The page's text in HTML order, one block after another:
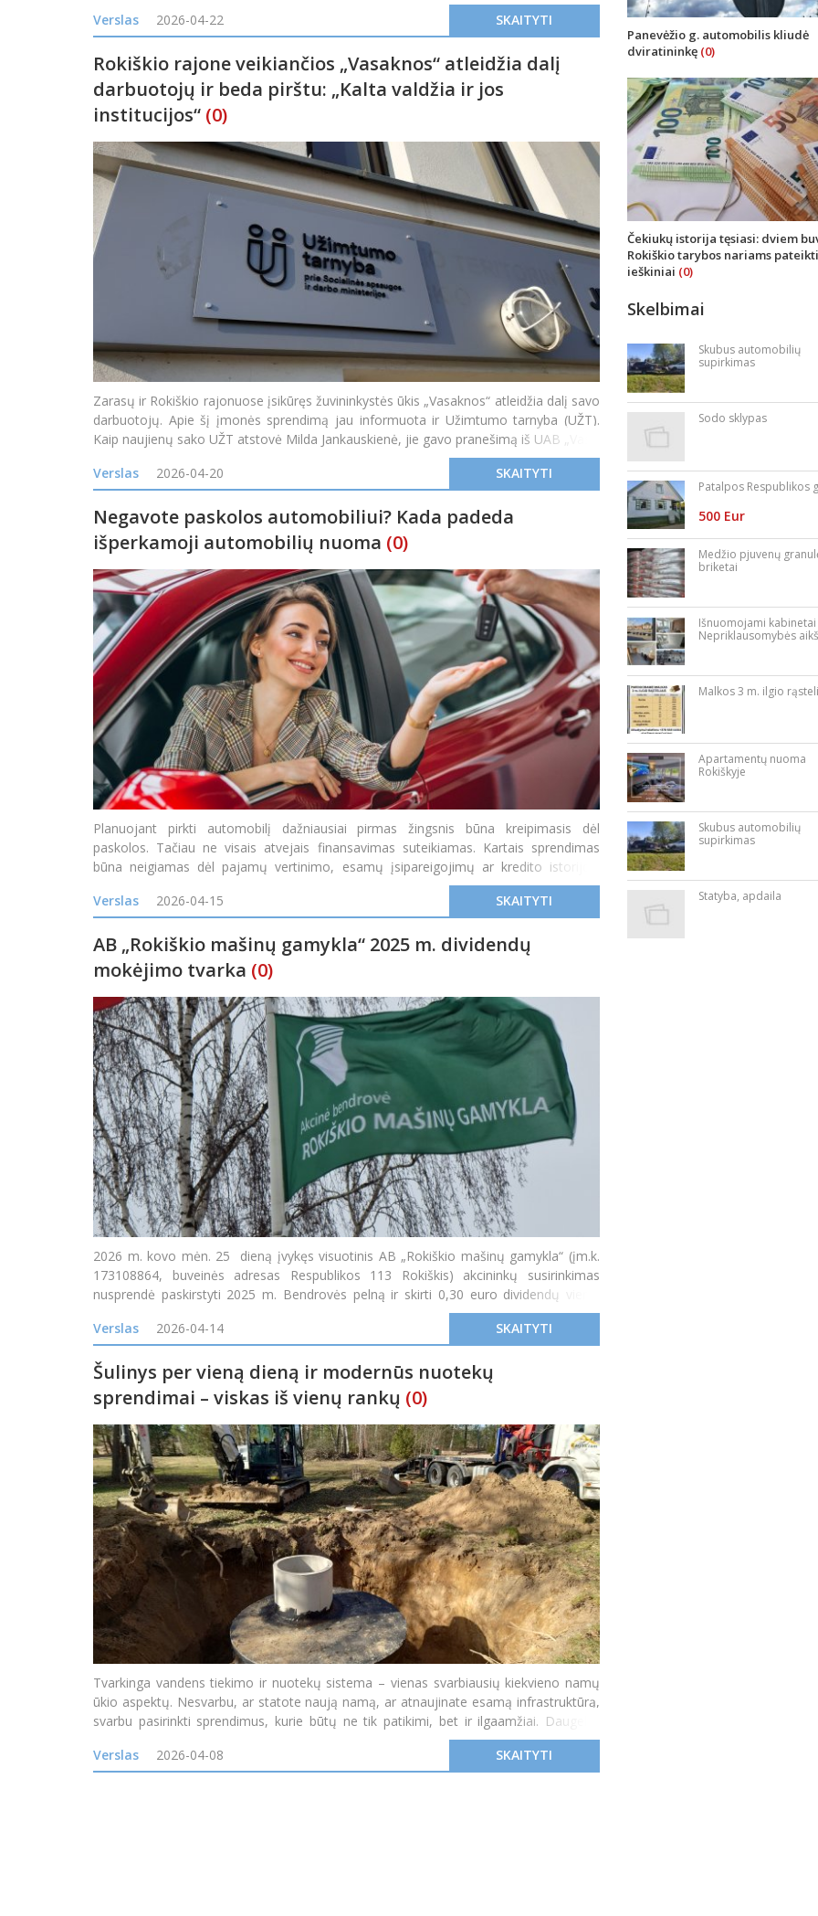
Verslas
2026-04-22 SKAITYTI
Rokiškio rajone veikiančios „Vasaknos“ atleidžia dalį
darbuotojų ir beda pirštu: „Kalta valdžia ir jos
institucijos“ (0)
Zarasų ir Rokiškio rajonuose įsikūręs žuvininkystės ūkis „Vasaknos“ atleidžia dalį savo
darbuotojų. Apie šį įmonės sprendimą jau informuota ir Užimtumo tarnyba (UŽT).
Kaip naujienų sako UŽT atstovė Milda Jankauskienė, jie gavo pranešimą iš UAB „Vas
Verslas
2026-04-20 SKAITYTI
Negavote paskolos automobiliui? Kada padeda
išperkamoji automobilių nuoma (0)
Planuojant pirkti automobilį dažniausiai pirmas žingsnis būna kreipimasis dėl
paskolos. Tačiau ne visais atvejais finansavimas suteikiamas. Kartais sprendimas
būna neigiamas dėl pajamų vertinimo, esamų įsipareigojimų ar kredito istorijos.
Verslas
2026-04-15 SKAITYTI
AB „Rokiškio mašinų gamykla“ 2025 m. dividendų
mokėjimo tvarka (0)
2026 m. kovo mėn. 25 dieną įvykęs visuotinis AB „Rokiškio mašinų gamykla“ (įm.k.
173108864, buveinės adresas Respublikos 113 Rokiškis) akcininkų susirinkimas
nusprendė paskirstyti 2025 m. Bendrovės pelną ir skirti 0,30 euro dividendų vienai
Verslas
2026-04-14 SKAITYTI
Šulinys per vieną dieną ir modernūs nuotekų
sprendimai – viskas iš vienų rankų (0)
Tvarkinga vandens tiekimo ir nuotekų sistema – vienas svarbiausių kiekvieno namų
ūkio aspektų. Nesvarbu, ar statote naują namą, ar atnaujinate esamą infrastruktūrą,
svarbu pasirinkti sprendimus, kurie būtų ne tik patikimi, bet ir ilgaamžiai. Daugeliui
Verslas
2026-04-08 SKAITYTI
Panevėžio g. automobilis kliudė
dviratininkę (0)
Čekiukų istorija tęsiasi: dviem
Rokiškio tarybos nariams pateikti
ieškiniai (0)
Skelbimai
Skubus automobilių
supirkimas
Sodo sklypas
Patalpos Respublikos
500 Eur
Medžio pjuvenų
briketai
Išnuomojami kabinetai
Nepriklausomybės
Malkos 3 m. ilgio
Apartamentų nuoma
Rokiškyje
Skubus automobilių
supirkimas
Statyba, apdaila